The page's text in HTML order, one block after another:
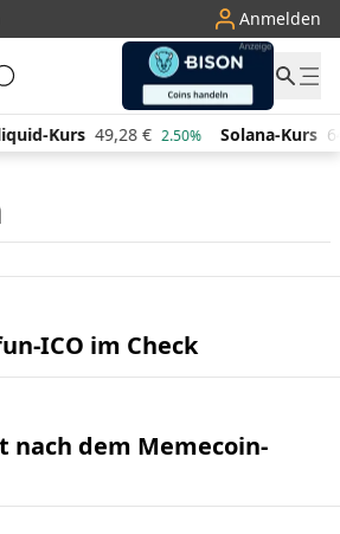
Anmelden
Kurs 49,28 € 2.50% Solana-Kurs
ICO im Check
nach dem Memecoin-